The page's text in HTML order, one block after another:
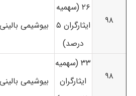
۹۸
۲۶ (سهمیه
ایثارگران ۵
درصد)
بیوشیمی
۹۸
۳۳ (سهمیه
ایثارگران
بیوشیمی